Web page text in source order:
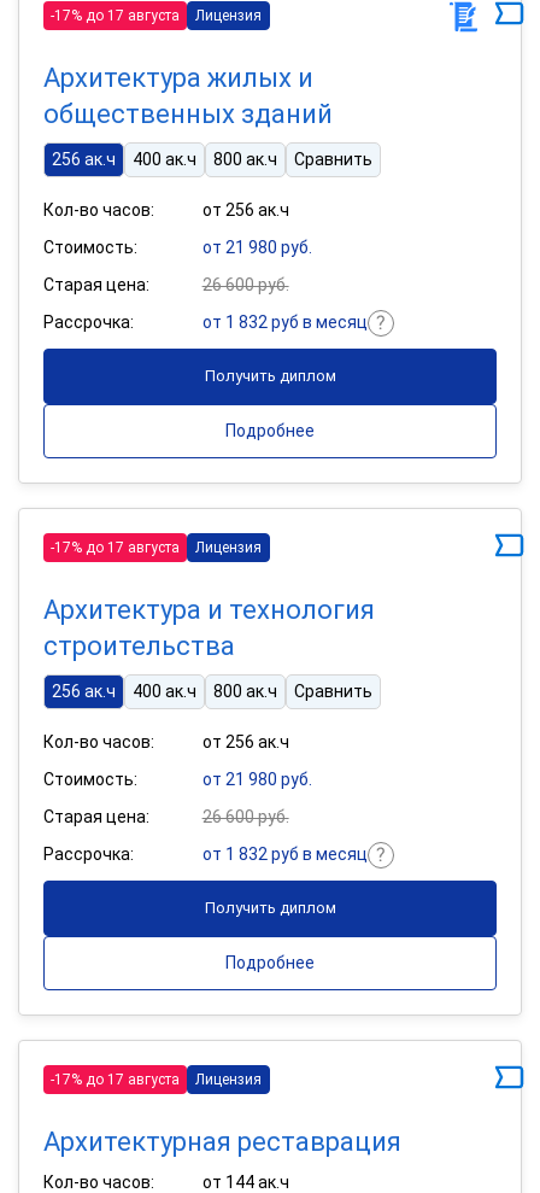
-17% до 17 августа Лицензия
Архитектура жилых и
общественных зданий
256 ак.ч 400 ак.ч 800 ак.ч Сравнить
Кол-во часов:
от 256 ак.ч
Стоимость:
от 21 980 руб.
Старая цена:
26 600 руб.
Рассрочка:
от 1 832 руб в месяц
Получить диплом
Подробнее
-17% до 17 августа Лицензия
Архитектура и технология
строительства
256 ак.ч 400 ак.ч 800 ак.ч Сравнить
Кол-во часов:
от 256 ак.ч
Стоимость:
от 21 980 руб.
Старая цена:
26 600 руб.
Рассрочка:
от 1 832 руб в месяц
Получить диплом
Подробнее
-17% до 17 августа Лицензия
Архитектурная реставрация
Кол-во часов:
от 144 ак.ч